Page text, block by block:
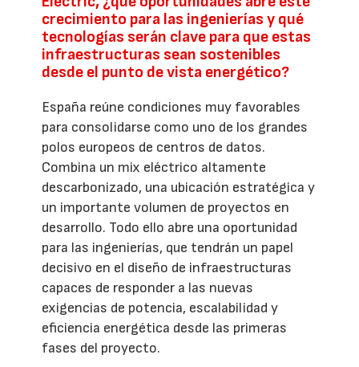
crecimiento para las ingenierías y qué
tecnologías serán clave para que estas
infraestructuras sean sostenibles
desde el punto de vista energético?
España reúne condiciones muy favorables
para consolidarse como uno de los grandes
polos europeos de centros de datos.
Combina un mix eléctrico altamente
descarbonizado, una ubicación estratégica y
un importante volumen de proyectos en
desarrollo. Todo ello abre una oportunidad
para las ingenierías, que tendrán un papel
decisivo en el diseño de infraestructuras
capaces de responder a las nuevas
exigencias de potencia, escalabilidad y
eficiencia energética desde las primeras
fases del proyecto.